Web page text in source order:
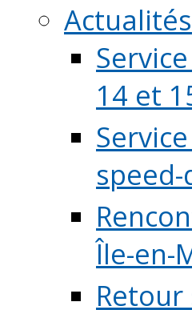
Actualités
14 et
Île-en-